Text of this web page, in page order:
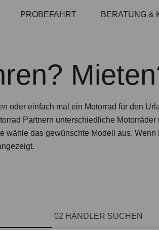
PROBEFAHRT BERATUNG &
oder einfach mal ein Motorrad für den
Partnern unterschiedliche
wähle das gewünschte Modell aus.
02 HÄNDLER SUCHEN